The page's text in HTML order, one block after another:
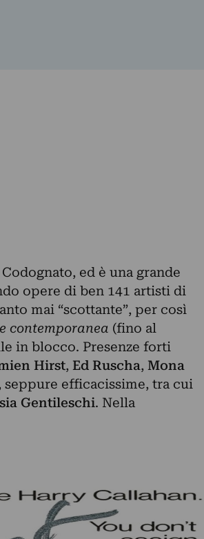
ed è una grande
opere di ben 141 artisti di
mai “scottante”, per così
contemporanea (fino al
in blocco. Presenze forti
Hirst, Ed Ruscha, Mona
efficacissime, tra cui
Gentileschi. Nella